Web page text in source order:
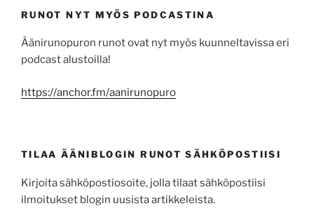
RUNOT NYT MYÖS PODCASTINA
Äänirunopuron runot ovat nyt myös kuunneltavissa eri
podcast alustoilla!
https://anchor.fm/aanirunopuro
TILAA ÄÄNIBLOGIN RUNOT SÄHKÖPOSTIISI
Kirjoita sähköpostiosoite, jolla tilaat sähköpostiisi
ilmoitukset blogin uusista artikkeleista.